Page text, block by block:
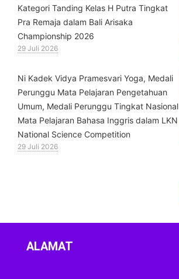
Kategori Tanding Kelas H Putra Tingkat
Pra Remaja dalam Bali Arisaka
Championship 2026
29 Juli 2026
⁠Ni Kadek Vidya Pramesvari Yoga, Medali
Perunggu Mata Pelajaran Pengetahuan
Umum, Medali Perunggu Tingkat Nasional
Mata Pelajaran Bahasa Inggris dalam LKN
National Science Competition
29 Juli 2026
ALAMAT